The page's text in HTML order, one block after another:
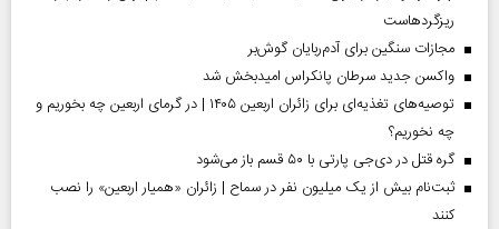
ریزگردهاست
مجازات سنگین برای آدم‌ربایان گوش‌بر
واکسن جدید سرطان پانکراس امیدبخش شد
توصیه‌های تغذیه‌ای برای زائران اربعین ۱۴۰۵ | در گرمای اربعین چه بخوریم و
چه نخوریم؟
گره قتل در دی‌جی پارتی با ۵۰ قسم باز می‌شود
ثبت‌نام بیش از یک میلیون نفر در سماح | زائران «همیار اربعین» را نصب
کنند